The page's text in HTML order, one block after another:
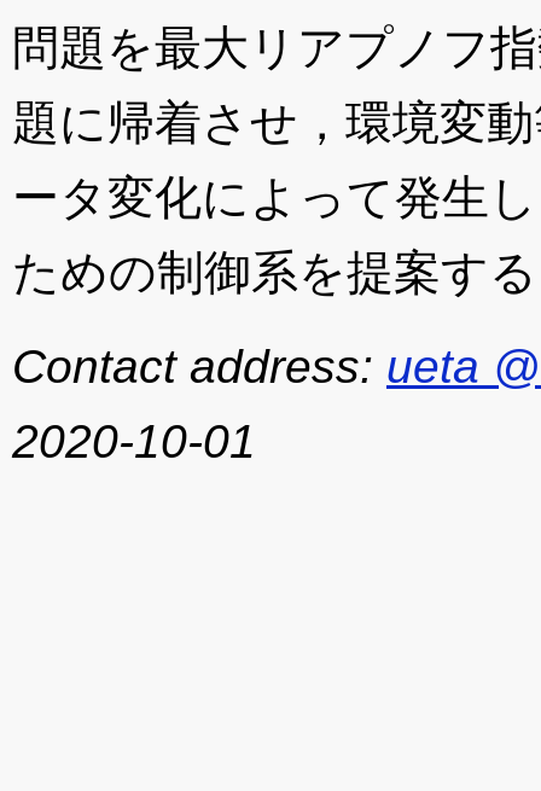
問題を最大リアプノフ
題に帰着させ，環境変
ータ変化によって発生
ための制御系を提案す
Contact address: ueta
2020-10-01